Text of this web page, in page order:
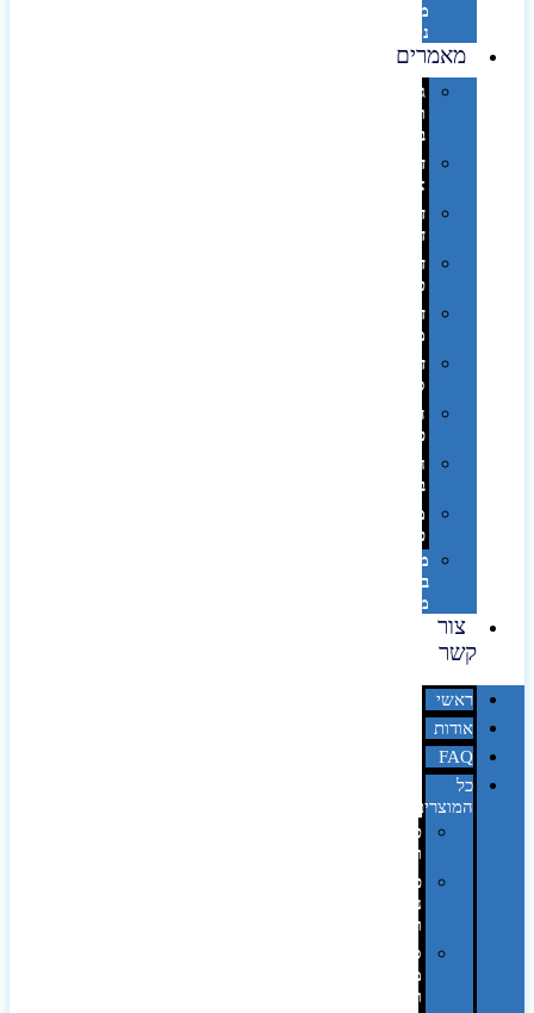
מוצרי
נייר
מאמרים
גימורים
והשבחות
בדפוס
דפוס
אופסט
דפוס
דיגיטלי
דפוס
טמפון
דפוס
משי
דפוס
סובלימציה
הדפס
פרוצס
חריטה
בלייזר
מהו
פנטון?
מיתוג
באמצעות
מדבקות
צור
קשר
ראשי
אודות
FAQ
כל
המוצרים
טכנולוגיה
וגאדג'טים
פנאי,
נופש
ונסיעות
סביבת
משרד
ופרימיום